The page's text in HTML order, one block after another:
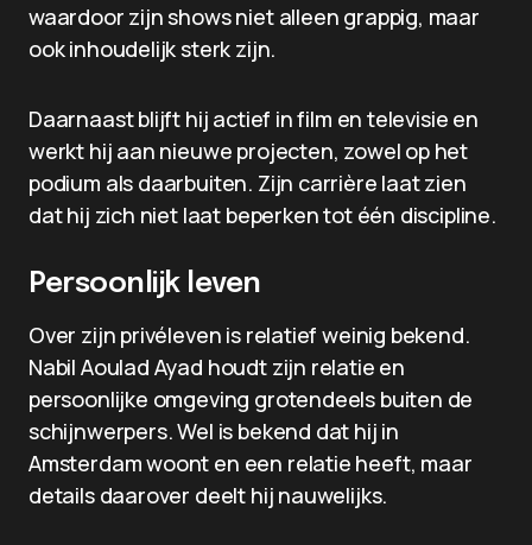
waardoor zijn shows niet alleen grappig, maar
ook inhoudelijk sterk zijn.
Daarnaast blijft hij actief in film en televisie en
werkt hij aan nieuwe projecten, zowel op het
podium als daarbuiten. Zijn carrière laat zien
dat hij zich niet laat beperken tot één discipline.
Persoonlijk leven
Over zijn privéleven is relatief weinig bekend.
Nabil Aoulad Ayad houdt zijn relatie en
persoonlijke omgeving grotendeels buiten de
schijnwerpers. Wel is bekend dat hij in
Amsterdam woont en een relatie heeft, maar
details daarover deelt hij nauwelijks.